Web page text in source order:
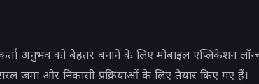
अनुभव को बेहतर बनाने के लिए मोबाइल एप्लिकेशन
जमा और निकासी प्रक्रियाओं के लिए तैयार किए गए हैं।